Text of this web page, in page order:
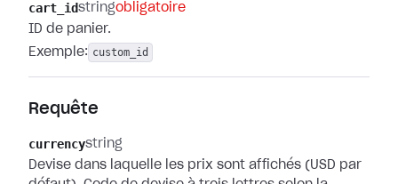
cart_idstringobligatoire
ID de panier.
Exemple: custom_id
Requête
currencystring
Devise dans laquelle les prix sont affichés (USD par